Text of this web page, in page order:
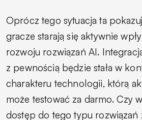
Oprócz tego sytuacja ta
gracze starają się aktywnie
rozwoju rozwiązań AI.
z pewnością będzie stała w
charakteru technologii, którą
może testować za darmo. Czy
dostęp do tego typu rozwiązań